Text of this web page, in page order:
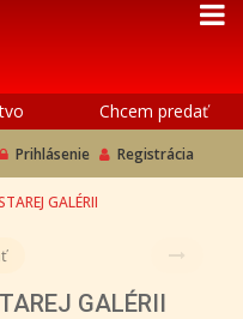
Chcem predať
Prihlásenie Registrácia
GALÉRII
GALÉRII